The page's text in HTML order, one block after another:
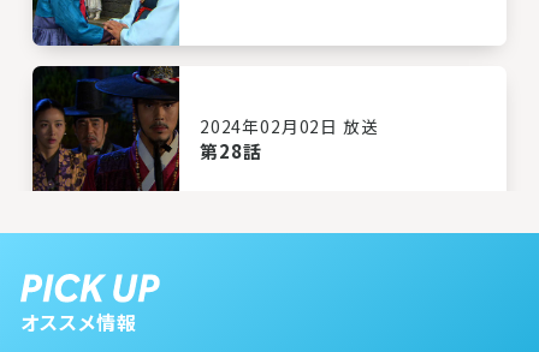
2024年02月02日 放送
第28話
オススメ情報